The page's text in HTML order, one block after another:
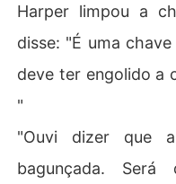
Harper limpou a
disse: "É uma
deve ter engolido a
"
"Ouvi dizer que
bagunçada.